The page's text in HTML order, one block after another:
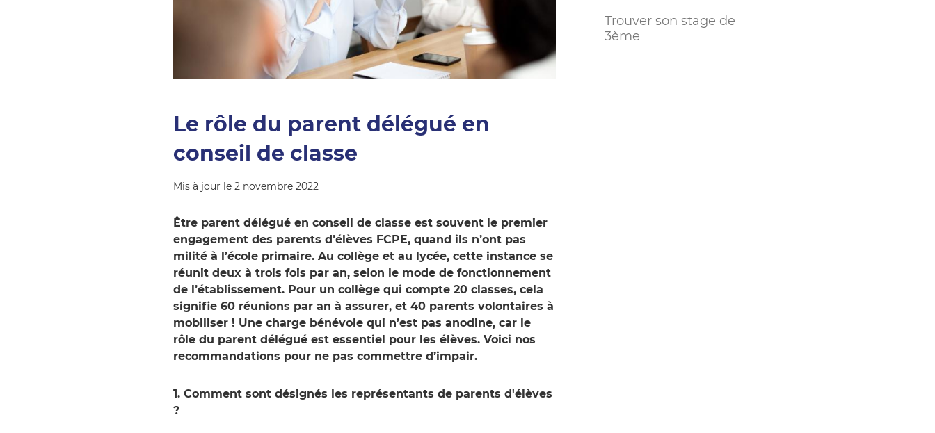
Le rôle du parent délégué en
conseil de classe
Mis à jour le 2 novembre 2022
Être parent délégué en conseil de classe est souvent le premier
engagement des parents d’élèves FCPE, quand ils n’ont pas
milité à l’école primaire. Au collège et au lycée, cette instance se
réunit deux à trois fois par an, selon le mode de fonctionnement
de l’établissement. Pour un collège qui compte 20 classes, cela
signifie 60 réunions par an à assurer, et 40 parents volontaires à
mobiliser ! Une charge bénévole qui n’est pas anodine, car le
rôle du parent délégué est essentiel pour les élèves. Voici nos
recommandations pour ne pas commettre d’impair.
1. Comment sont désignés les représentants de parents d'élèves
?
Trouver son stage de
3ème